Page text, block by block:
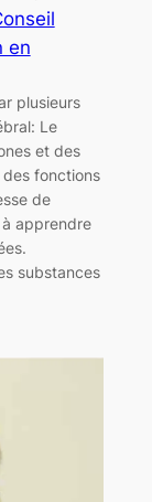
en
plusieurs
Le
et des
fonctions
de
apprendre
substances